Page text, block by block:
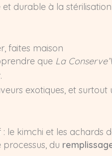
et durable à la
faites maison
que La
.
exotiques, et
le kimchi et les achards
du